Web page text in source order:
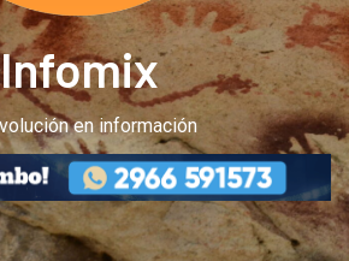
Infomix
en información